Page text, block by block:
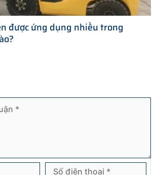
được ứng dụng nhiều trong